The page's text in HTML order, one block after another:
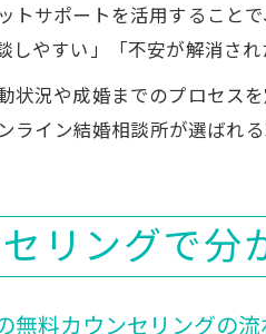
トサポートを活用すること
やすい」「不安が解消さ
状況や成婚までのプロセス
ライン結婚相談所が選ばれる
リングで分